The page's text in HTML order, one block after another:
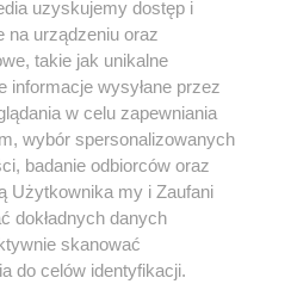
Messiego w
zakończy
uzyskujemy dostęp i
na urządzeniu oraz
takie jak unikalne
informacje wysyłane przez
w celu zapewniania
wybór spersonalizowanych
badanie odbiorców oraz
Użytkownika my i Zaufani
dokładnych danych
skanować
do celów identyfikacji.